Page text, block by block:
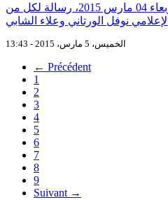
وجّه الإعلامي زياد الهاني، الاربعاء 04 مارس 2015، رسالة لكل من
الخميس، 5 مارس، 2015 - 13:43
← Précédent
1
2
3
4
5
6
7
8
9
Suivant →